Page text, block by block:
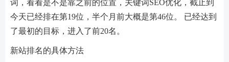
词，看看是不是靠之前的位置，关键词SEO优化，截止到
今天已经排在第19位，半个月前大概是第46位。 已经达到
了最初的目标，进入了前20名。
新站排名的具体方法